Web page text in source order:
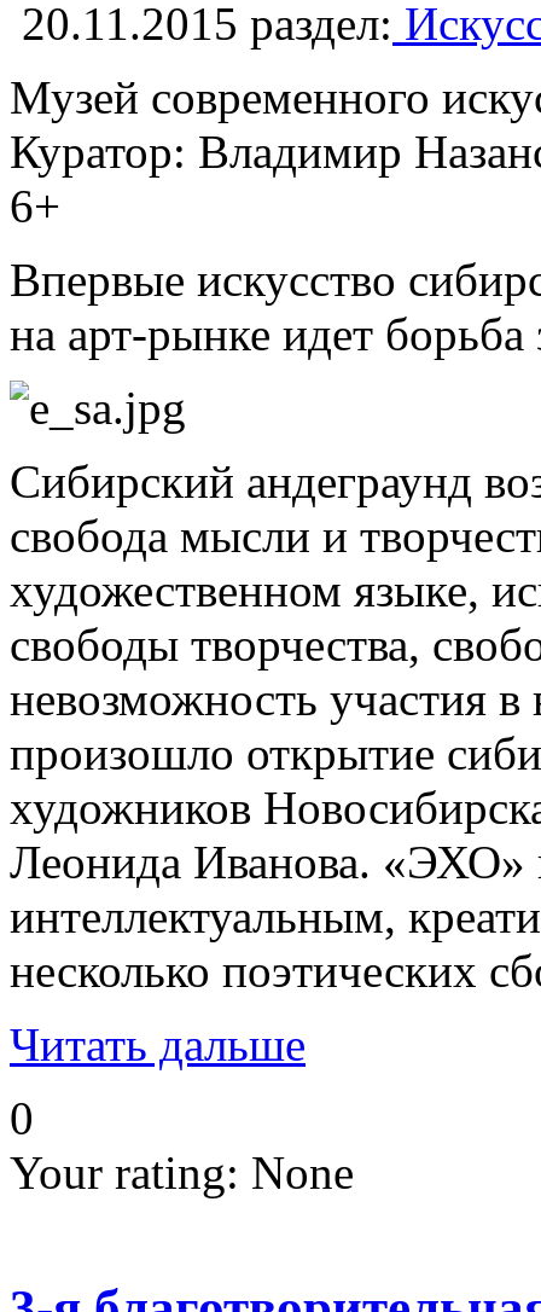
20.11.2015 раздел:
Музей современного
Куратор: Владимир
6+
Впервые искусство
на арт-рынке идет
Сибирский андеграунд
свобода мысли и
художественном языке,
свободы творчества,
невозможность участия
произошло открытие
художников
Леонида Иванова. «ЭХО»
интеллектуальным,
несколько поэтических
Читать дальше
0
Your rating: None